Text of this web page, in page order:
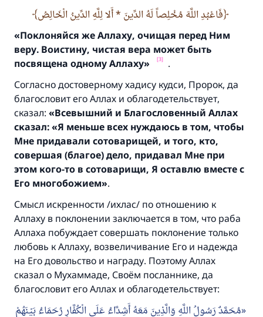
فَاعْبُدِ اللَّهَ مُخْلِصاً لَهُ الدِّينَ * أَلا لِلَّهِ الدِّينُ الْخَالِصُ
«Поклоняйся же Аллаху, очищая перед Ним
веру. Воистину, чистая вера может быть
посвящена одному Аллаху»
[3]
.
Согласно достоверному хадису кудси, Пророк, да
благословит его Аллах и облагодетельствует,
сказал: «Всевышний и Благословенный Аллах
сказал:«Я меньше всех нуждаюсь в том, чтобы
Мне придавали сотоварищей, и того, кто,
совершая (благое) дело, придавал Мне при
этом кого-то в сотоварищи, Я оставлю вместе с
Его многобожием».
Смысл искренности /ихлас/ по отношению к
Аллаху в поклонении заключается в том, что раба
Аллаха побуждает совершать поклонение только
любовь к Аллаху, возвеличивание Его и надежда
на Его довольство и награду. Поэтому Аллах
сказал о Мухаммаде, Своём посланнике, да
благословит его Аллах и облагодетельствует:
مُحَمَّدٌ رَسُولُ اللَّهِ وَالَّذِينَ مَعَهُ أَشِدَّاءُ عَلَى الْكُفَّارِ رُحَمَاءُ بَيْنَهُمْ